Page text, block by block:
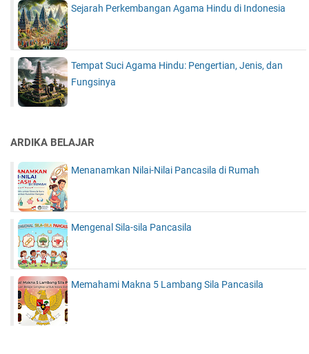
Sejarah Perkembangan Agama Hindu di Indonesia
Tempat Suci Agama Hindu: Pengertian, Jenis, dan
Fungsinya
ARDIKA BELAJAR
Menanamkan Nilai-Nilai Pancasila di Rumah
Mengenal Sila-sila Pancasila
Memahami Makna 5 Lambang Sila Pancasila